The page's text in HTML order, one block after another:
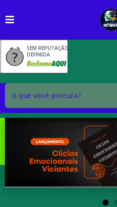
SEM REPUTAÇÃO
DEFINIDA